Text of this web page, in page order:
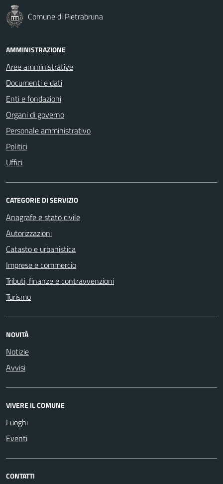
Comune di Pietrabruna
AMMINISTRAZIONE
Aree amministrative
Documenti e dati
Enti e fondazioni
Organi di governo
Personale amministrativo
Politici
Uffici
CATEGORIE DI SERVIZIO
Anagrafe e stato civile
Autorizzazioni
Catasto e urbanistica
Imprese e commercio
Tributi, finanze e contravvenzioni
Turismo
NOVITÀ
Notizie
Avvisi
VIVERE IL COMUNE
Luoghi
Eventi
CONTATTI